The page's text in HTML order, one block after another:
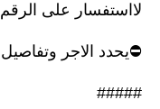
لااستفسار على الرقم 07716060552📞يوجد واتساب☎️
⛔️يحدد الاجر
#####